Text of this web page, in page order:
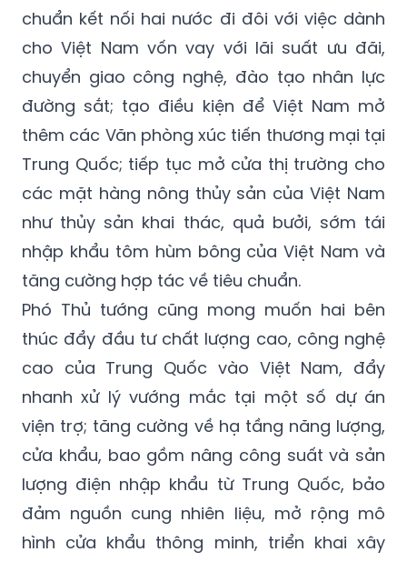
chuẩn kết nối hai nước đi đôi với việc dành
cho Việt Nam vốn vay với lãi suất ưu đãi,
chuyển giao công nghệ, đào tạo nhân lực
đường sắt; tạo điều kiện để Việt Nam mở
thêm các Văn phòng xúc tiến thương mại tại
Trung Quốc; tiếp tục mở cửa thị trường cho
các mặt hàng nông thủy sản của Việt Nam
như thủy sản khai thác, quả bưởi, sớm tái
nhập khẩu tôm hùm bông của Việt Nam và
tăng cường hợp tác về tiêu chuẩn.
Phó Thủ tướng cũng mong muốn hai bên
thúc đẩy đầu tư chất lượng cao, công nghệ
cao của Trung Quốc vào Việt Nam, đẩy
nhanh xử lý vướng mắc tại một số dự án
viện trợ; tăng cường về hạ tầng năng lượng,
cửa khẩu, bao gồm nâng công suất và sản
lượng điện nhập khẩu từ Trung Quốc, bảo
đảm nguồn cung nhiên liệu, mở rộng mô
hình cửa khẩu thông minh, triển khai xây